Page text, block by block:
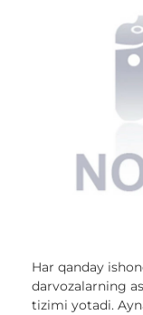
Har qanday
darvozalarning
tizimi yotadi.